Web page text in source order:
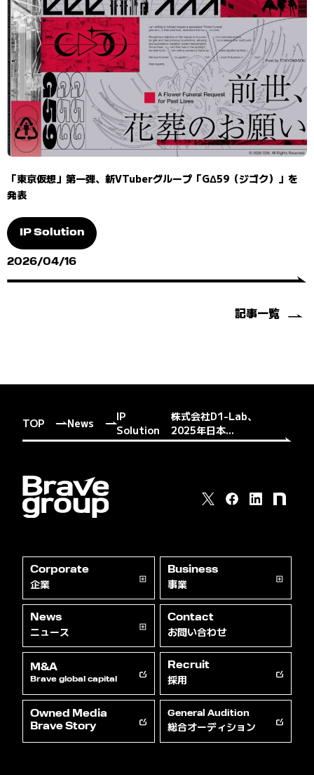
「東京仮想」第一弾、新VTuberグループ「GΔ59（ジゴク）」を
発表
IP Solution
2026/04/16
記事一覧
TOP News
IP
Solution
株式会社D1-Lab、
2025年日本...
Corporate
企業
Business
事業
News
ニュース
Contact
お問い合わせ
M&A
Brave global capital
Recruit
採用
Owned Media
Brave Story
General Audition
総合オーディション